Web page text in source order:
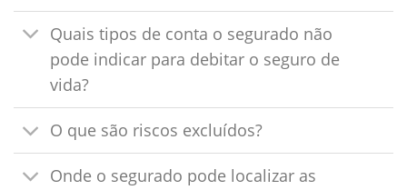
Quais tipos de conta o segurado não
pode indicar para debitar o seguro de
vida?
O que são riscos excluídos?
Onde o segurado pode localizar as